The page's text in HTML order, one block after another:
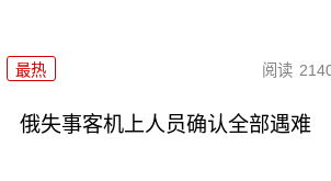
最热 阅读
俄失事客机上人员确认全部遇难